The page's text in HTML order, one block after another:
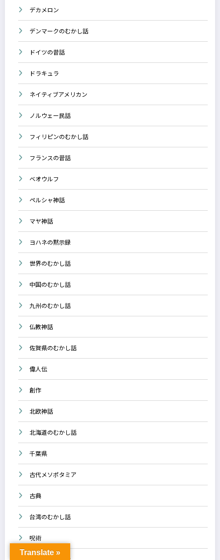
デカメロン
デンマークのむかし話
ドイツの昔話
ドラキュラ
ネイティブアメリカン
ノルウェー民話
フィリピンのむかし話
フランスの昔話
ベオウルフ
ペルシャ神話
マヤ神話
ヨハネの黙示録
世界のむかし話
中国のむかし話
九州のむかし話
仏教神話
佐賀県のむかし話
偉人伝
創作
北欧神話
北海道のむかし話
千葉県
古代メソポタミア
古典
台湾のむかし話
呪術
Translate »